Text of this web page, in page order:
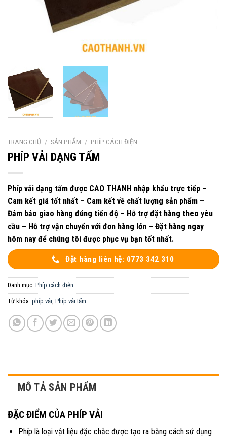
TRANG CHỦ / SẢN PHẨM / PHÍP CÁCH ĐIỆN
PHÍP VẢI DẠNG TẤM
Phíp vải dạng tấm được CAO THANH nhập khẩu trực tiếp –
Cam kết giá tốt nhất – Cam kết về chất lượng sản phẩm –
Đảm bảo giao hàng đúng tiến độ – Hỗ trợ đặt hàng theo yêu
cầu – Hỗ trợ vận chuyển với đơn hàng lớn – Đặt hàng ngay
hôm nay để chúng tôi được phục vụ bạn tốt nhất.
Đặt hàng liên hệ: 0773 342 310
Danh mục: Phíp cách điện
Từ khóa: phíp vải Phíp vải tấm
MÔ TẢ SẢN PHẨM
ĐẶC ĐIỂM CỦA PHÍP VẢI
Phíp là loại vật liệu đặc chắc được tạo ra bằng cách sử dụng